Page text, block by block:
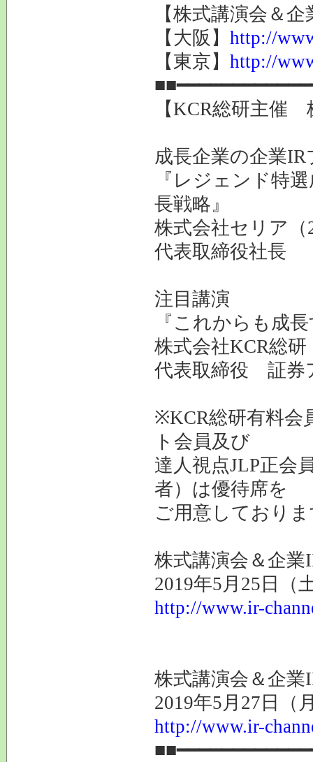
【株式講演会＆
【大阪】 http://
【東京】 http://
【KCR総研主催
成長企業の企業
『レジェンド特
長戦略』
株式会社セリア
代表取締役社
注目講演
『これからも成
株式会社KCR総研
代表取締役 証
※KCR総研有料会
ト会員及び
達人視点JLP正会
者）は優待席を
ご用意しており
株式講演会＆企
2019年5月25日
http://www.ir-
株式講演会＆企
2019年5月27日
http://www.ir-